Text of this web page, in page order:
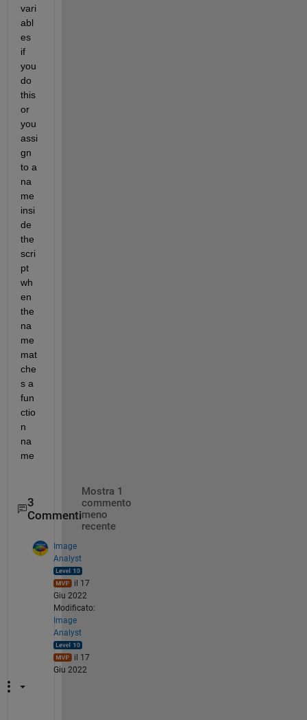
vari
abl
es
if
you
do
this
or
you
assi
gn
to a
na
me
insi
de
the
scri
pt
wh
en
the
na
me
mat
che
s a
fun
ctio
n
na
me
3
Commenti
Mostra 1
commento
meno
recente
Image
Analyst
il 17
Giu 2022
Modificato:
Image
Analyst
il 17
Giu 2022